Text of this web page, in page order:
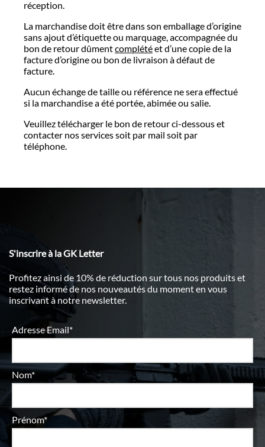
réception.
La marchandise doit être dans son emballage d’origine
sans ajout d’étiquette ou marquage, accompagnée du
bon de retour dûmentcomplétéet d’une copie de la
facture d’origine ou bon de livraison à défaut de
facture.
Aucun échange de taille ou référence ne sera effectué
si la marchandise a été portée, abimée ou salie.
Veuillez télécharger le bon de retour ci-dessous et
contacter nos services soit par mail soit par
téléphone.
S'inscrire à la GK Letter
Profitez ainsi de 10% de réduction sur tous nos produits et
restez informé de nos nouveautés du moment en vous
inscrivant à notre newsletter.
Adresse Email*
Nom*
Prénom*